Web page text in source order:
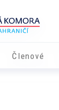
Členové